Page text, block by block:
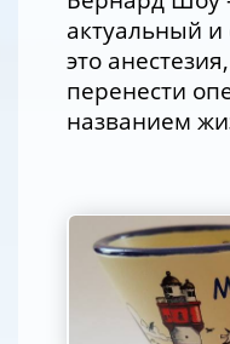
актуальный
это
перенести
названием